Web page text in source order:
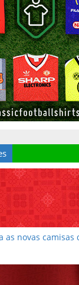
as novas camisas